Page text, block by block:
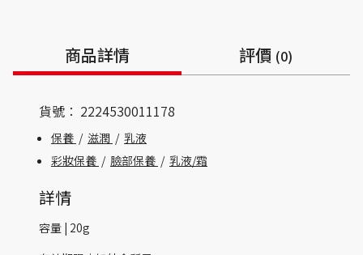
商品詳情 評價 (0)
貨號： 2224530011178
保養 / 滋潤 / 乳液
彩妝保養 / 臉部保養 / 乳液/霜
詳情
容量 | 20g